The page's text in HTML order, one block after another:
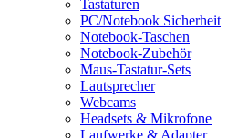
Tastaturen
PC/Notebook Sicherheit
Notebook-Taschen
Notebook-Zubehör
Maus-Tastatur-Sets
Lautsprecher
Webcams
Headsets & Mikrofone
Laufwerke & Adapter